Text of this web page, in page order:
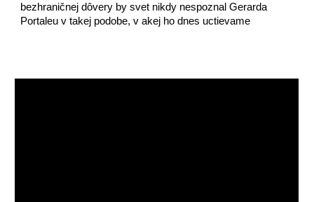
bezhraničnej dôvery by svet nikdy nespoznal Gerarda
Portaleu v takej podobe, v akej ho dnes uctievame